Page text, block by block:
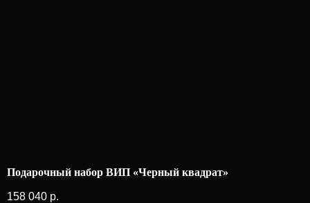
Подарочный набор ВИП «Черный квадрат»
158 040 р.